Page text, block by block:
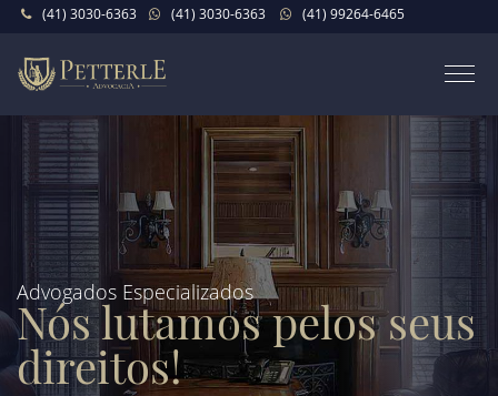
(41) 3030-6363 (41) 3030-6363 (41) 99264-6465
Advogados Especializados
Nós lutamos pelos seus
direitos!